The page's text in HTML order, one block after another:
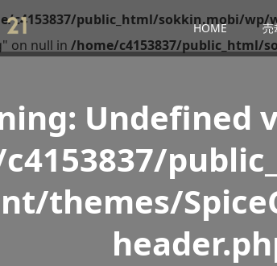
HOME 売
c4153837/public_html/sokkin.mobi/wp/
on null in /home/c4153837/public_html/
: Undefined
themes/